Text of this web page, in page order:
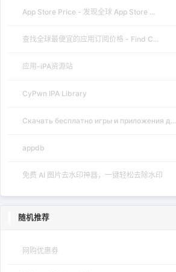
App Store Price - 发现全球 App Store ...
查找全球最便宜的应用订阅价格 - Find C...
应用-iPA资源站
CyPwn IPA Library
Скачать бесплатно игры и приложения д...
appdb
免费 AI 图片去水印神器，一键轻松去除水印
随机推荐
网购优惠券